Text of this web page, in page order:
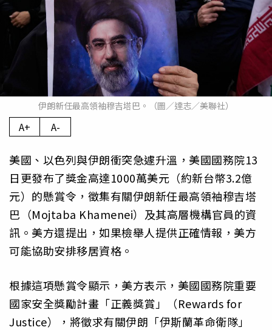
伊朗新任最高領袖穆吉塔巴。（圖／達志／美聯社）
A+ A-
美國、以色列與伊朗衝突急遽升溫，美國國務院13
日更發布了獎金高達1000萬美元（約新台幣3.2億
元）的懸賞令，徵集有關伊朗新任最高領袖穆吉塔
巴（Mojtaba Khamenei）及其高層機構官員的資
訊。美方還提出，如果檢舉人提供正確情報，美方
可能協助安排移居資格。
根據這項懸賞令顯示，美方表示，美國國務院重要
國家安全獎勵計畫「正義獎賞」（Rewards for
Justice），將徵求有關伊朗「伊斯蘭革命衛隊」